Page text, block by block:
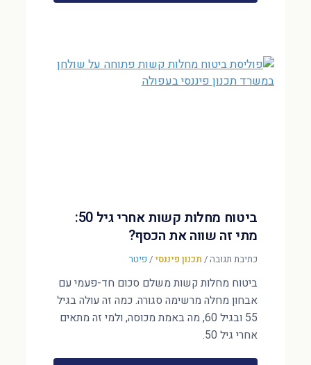
ביטוח מחלות קשות אחרי גיל 50:
מתי זה שווה את הכסף?
כתיבת תגובה/ תכנון פיננסי/ פיטר
ביטוח מחלות קשות משלם סכום חד-פעמי עם
אבחון מחלה מרשימה סגורה. כמה זה עולה בגיל
55 ובגיל 60, מה באמת מכוסה, ולמי זה מתאים
אחרי גיל 50.